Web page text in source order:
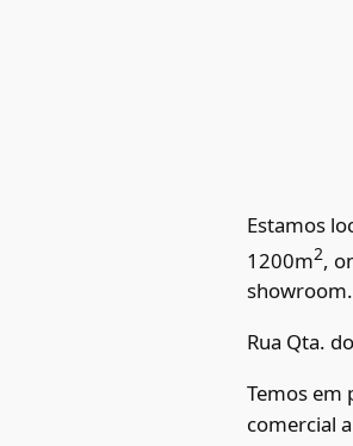
Estamos
1200m2,
showroom.
Rua Qta.
Temos em
comercial